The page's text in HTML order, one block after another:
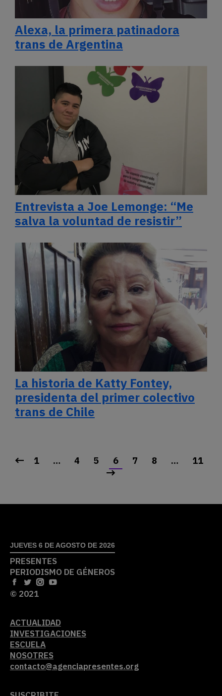
Alexa, la primera patinadora
trans de Argentina
Entrevista a Joe Lemonge: “Me
salva la voluntad de resistir”
La historia de Katty Fontey,
presidenta del primer colectivo
trans de Chile
1 … 4 5 6 7 8 … 11
JUEVES 6 DE AGOSTO DE 2026
PRESENTES
PERIODISMO DE GÉNEROS
© 2021
ACTUALIDAD
INVESTIGACIONES
ESCUELA
NOSOTRES
contacto@agenciapresentes.org